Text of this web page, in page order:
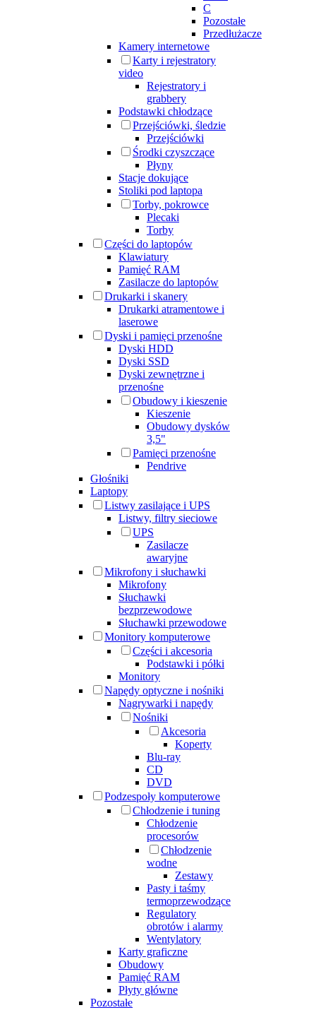
C
Pozostałe
Przedłużacze
Kamery internetowe
Karty i rejestratory
video
Rejestratory i
grabbery
Podstawki chłodzące
Przejściówki, śledzie
Przejściówki
Środki czyszczące
Płyny
Stacje dokujące
Stoliki pod laptopa
Torby, pokrowce
Plecaki
Torby
Części do laptopów
Klawiatury
Pamięć RAM
Zasilacze do laptopów
Drukarki i skanery
Drukarki atramentowe i
laserowe
Dyski i pamięci przenośne
Dyski HDD
Dyski SSD
Dyski zewnętrzne i
przenośne
Obudowy i kieszenie
Kieszenie
Obudowy dysków
3,5"
Pamięci przenośne
Pendrive
Głośniki
Laptopy
Listwy zasilające i UPS
Listwy, filtry sieciowe
UPS
Zasilacze
awaryjne
Mikrofony i słuchawki
Mikrofony
Słuchawki
bezprzewodowe
Słuchawki przewodowe
Monitory komputerowe
Części i akcesoria
Podstawki i półki
Monitory
Napędy optyczne i nośniki
Nagrywarki i napędy
Nośniki
Akcesoria
Koperty
Blu-ray
CD
DVD
Podzespoły komputerowe
Chłodzenie i tuning
Chłodzenie
procesorów
Chłodzenie
wodne
Zestawy
Pasty i taśmy
termoprzewodzące
Regulatory
obrotów i alarmy
Wentylatory
Karty graficzne
Obudowy
Pamięć RAM
Płyty główne
Pozostałe